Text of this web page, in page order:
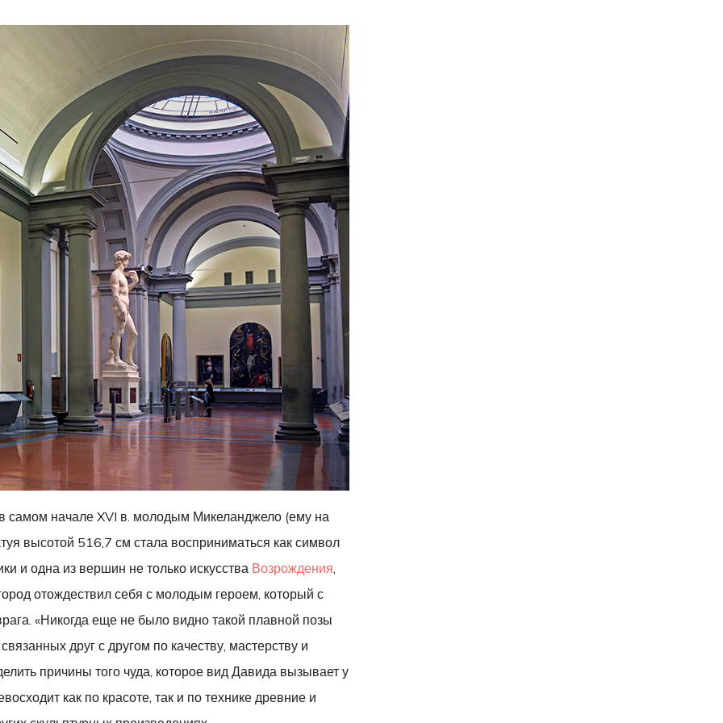
самом начале XVI в. молодым Микеланджело (ему на
высотой 516,7 см стала восприниматься как символ
и одна из вершин не только искусства Возрождения
отождествил себя с молодым героем, который с
«Никогда еще не было видно такой плавной позы
друг с другом по качеству, мастерству и
причины того чуда, которое вид Давида вызывает у
как по красоте, так и по технике древние и